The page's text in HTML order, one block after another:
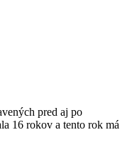
pred aj po
16 rokov a tento rok má